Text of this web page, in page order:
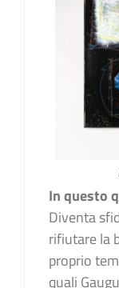
In questo
Diventa
rifiutare la
proprio
quali